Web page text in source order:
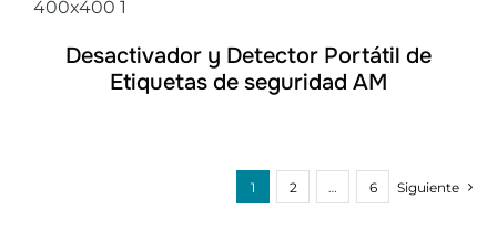
Desactivador y Detector Portátil de
Etiquetas de seguridad AM
1 2 … 6 Siguiente